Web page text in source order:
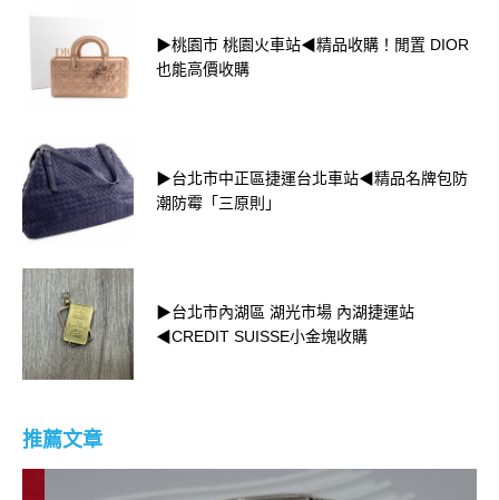
▶桃園市 桃園火車站◀精品收購！閒置 DIOR
也能高價收購
▶台北市中正區捷運台北車站◀精品名牌包防
潮防霉「三原則」
▶台北市內湖區 湖光市場 內湖捷運站
◀CREDIT SUISSE小金塊收購
推薦文章